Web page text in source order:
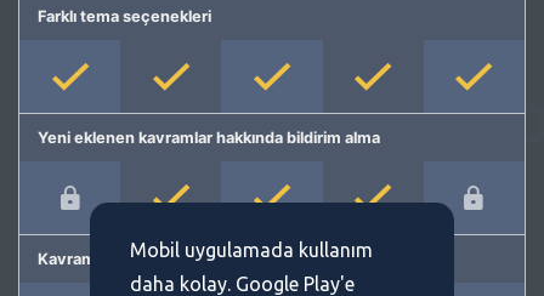
Farklı tema seçenekleri
Yeni eklenen kavramlar hakkında bildirim alma
Kavram önermeMobil uygulamada kullanım
daha kolay. Google Play'e